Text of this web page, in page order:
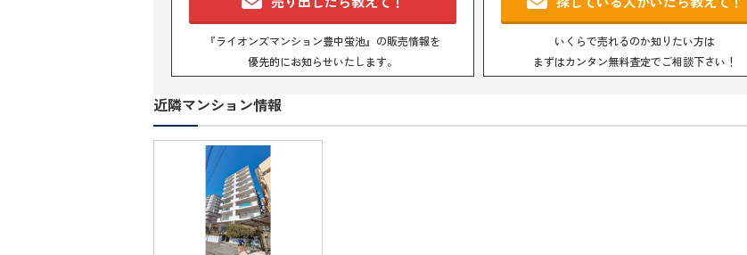
『ライオンズマンション豊中蛍池』の販売情報を
優先的にお知らせいたします。
いくらで売れるのか知りたい方は
まずはカンタン無料査定でご相談下さい！
近隣マンション情報